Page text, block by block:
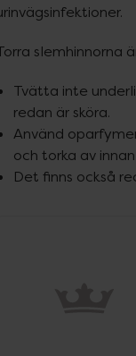
slemhinnorna
Tvätta inte
redan är sköra.
Använd
och torka av
Det finns också